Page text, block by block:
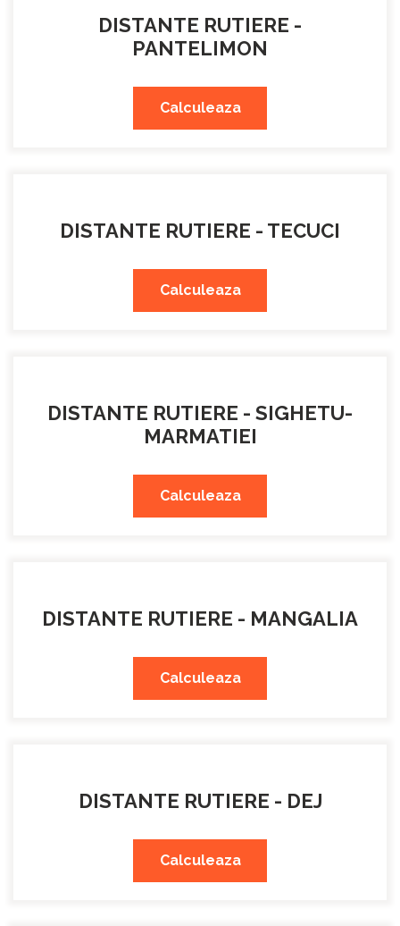
DISTANTE RUTIERE -
PANTELIMON
Calculeaza
DISTANTE RUTIERE - TECUCI
Calculeaza
DISTANTE RUTIERE - SIGHETU-
MARMATIEI
Calculeaza
DISTANTE RUTIERE - MANGALIA
Calculeaza
DISTANTE RUTIERE - DEJ
Calculeaza